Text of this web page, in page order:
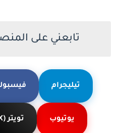
تابعني على
تيليجرام
يوتيوب تويتر (X)